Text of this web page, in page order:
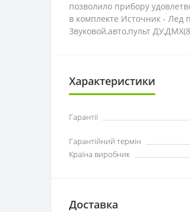
позволило прибору
в комплекте Источник - Лед
Звуковой,авто,пульт
Характеристики
Гарантії
Гарантійний термін
Країна виробник
Доставка